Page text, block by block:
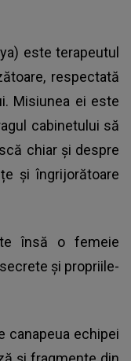
este terapeutul
respectată
Misiunea ei este
cabinetului să
chiar și despre
și îngrijorătoare
însă o femeie
și propriile-
canapeua echipei